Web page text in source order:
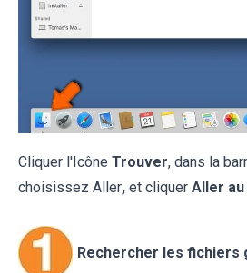
Cliquer l'Icône Trouver, dans la
choisissez Aller, et cliquer Aller
Rechercher les fichiers